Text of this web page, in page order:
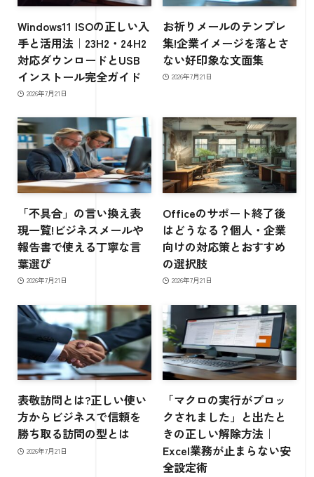
Windows11 ISOの正しい入
手と活用法｜23H2・24H2
対応ダウンロードとUSB
インストール完全ガイド
2026年7月21日
お祈りメールのテンプレ
集!企業イメージを落とさ
ない好印象な文面集
2026年7月21日
「不具合」の言い換え表
現一覧!ビジネスメールや
報告書で使える丁寧な言
葉選び
2026年7月21日
Officeのサポート終了後
はどうなる？個人・企業
向けの対応策とおすすめ
の選択肢
2026年7月21日
表敬訪問とは?正しい使い
方からビジネスで信頼を
勝ち取る訪問の型とは
2026年7月21日
「マクロの実行がブロッ
クされました」と出たと
きの正しい解除方法｜
Excel業務が止まらない安
全設定術